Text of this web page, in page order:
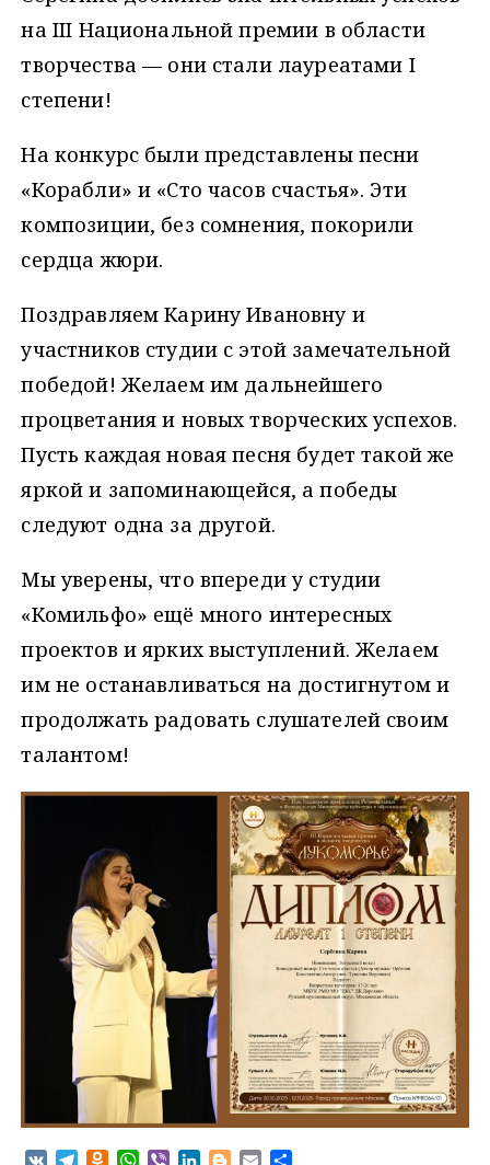
на III Национальной премии в области
творчества — они стали лауреатами I
степени!
На конкурс были представлены песни
«Корабли» и «Сто часов счастья». Эти
композиции, без сомнения, покорили
сердца жюри.
Поздравляем Карину Ивановну и
участников студии с этой замечательной
победой! Желаем им дальнейшего
процветания и новых творческих успехов.
Пусть каждая новая песня будет такой же
яркой и запоминающейся, а победы
следуют одна за другой.
Мы уверены, что впереди у студии
«Комильфо» ещё много интересных
проектов и ярких выступлений. Желаем
им не останавливаться на достигнутом и
продолжать радовать слушателей своим
талантом!